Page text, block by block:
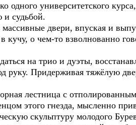
одного университетского
и судьбой.
двери, впуская и
кучу, о чем-то взволнованно
на трио и дуэты,
руку. Придерживая тяжёлую
лестница с
этого гнезда, мысленно
скульптуру молодого